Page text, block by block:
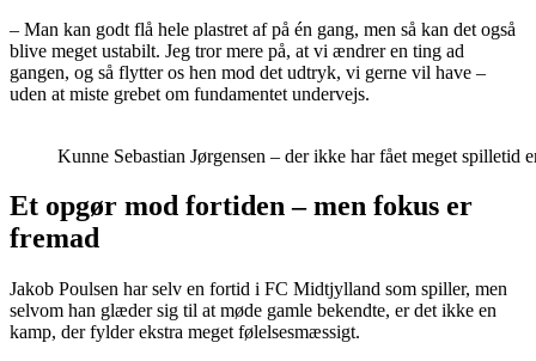
– Man kan godt flå hele plastret af på én gang, men så kan det også
blive meget ustabilt. Jeg tror mere på, at vi ændrer en ting ad
gangen, og så flytter os hen mod det udtryk, vi gerne vil have –
uden at miste grebet om fundamentet undervejs.
Kunne Sebastian Jørgensen – der ikke har fået meget
Et opgør mod fortiden – men fokus er
fremad
Jakob Poulsen har selv en fortid i FC Midtjylland som spiller, men
selvom han glæder sig til at møde gamle bekendte, er det ikke en
kamp, der fylder ekstra meget følelsesmæssigt.